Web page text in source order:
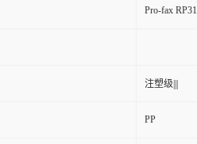
Pro-fax
注塑级|||
PP